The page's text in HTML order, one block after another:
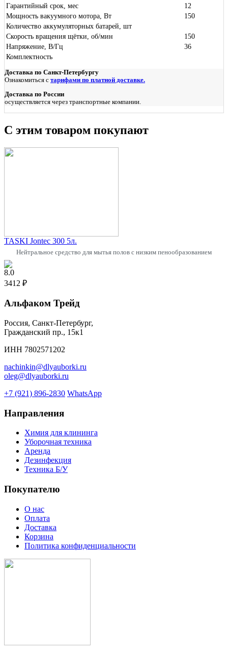
Гарантийный срок, мес
12
Мощность вакуумного мотора, Вт
150
Количество аккумуляторных батарей, шт
Скорость вращения щётки, об/мин
150
Напряжение, В/Гц
36
Комплектность
Доставка по Санкт-Петербургу
Ознакомиться с тарифами по платной доставке.
Доставка по России
осуществляется через транспортные компании.
С этим товаром покупают
TASKI Jontec 300 5л.
Нейтральное средство для мытья полов c низким пенообразованием
8.0
3412 ₽
Альфаком Трейд
Россия, Санкт-Петербург,
Гражданский пр., 15к1
ИНН 7802571202
nachinkin@dlyauborki.ru
oleg@dlyauborki.ru
+7 (921) 896-2830 WhatsApp
Направления
Химия для клининга
Уборочная техника
Аренда
Дезинфекция
Техника Б/У
Покупателю
О нас
Оплата
Доставка
Корзина
Политика конфиденциальности